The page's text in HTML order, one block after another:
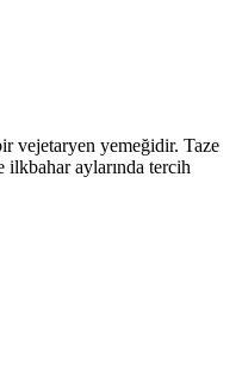
vejetaryen yemeğidir. Taze
ilkbahar aylarında tercih